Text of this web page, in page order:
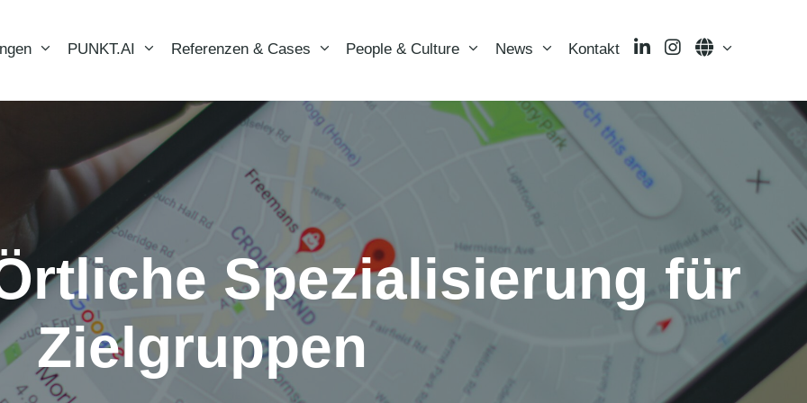
PUNKT.AI Referenzen & Cases People & Culture News Kontakt LinkedInInstagramLanguage
Spezialisierung für
Zielgruppen